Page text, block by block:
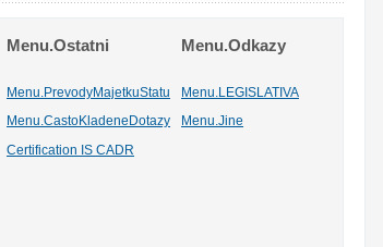
Menu.Ostatni Menu.Odkazy
Menu.PrevodyMajetkuStatu
Menu.LEGISLATIVA
Menu.CastoKladeneDotazy Menu.Jine
Certification IS CADR